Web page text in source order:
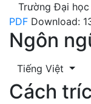
Trường Đại
PDF Download:
Ngôn
Tiếng Việt
Cách